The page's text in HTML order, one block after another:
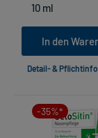
In den
Detail- &
-35%*